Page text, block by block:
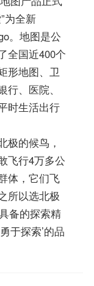
为全新
。地图是公
全国近400个
形地图、卫
、医院、
时生活出行
极的候鸟，
飞行4万多公
体，它们飞
所以选北极
备的探索精
于探索’的品